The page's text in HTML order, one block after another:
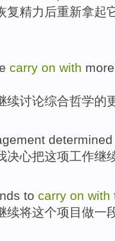
复精力 后重新拿起
carry on with more
续讨论综合哲学的
determined
决心把这项工作继
to carry on with
续将这个项目做一